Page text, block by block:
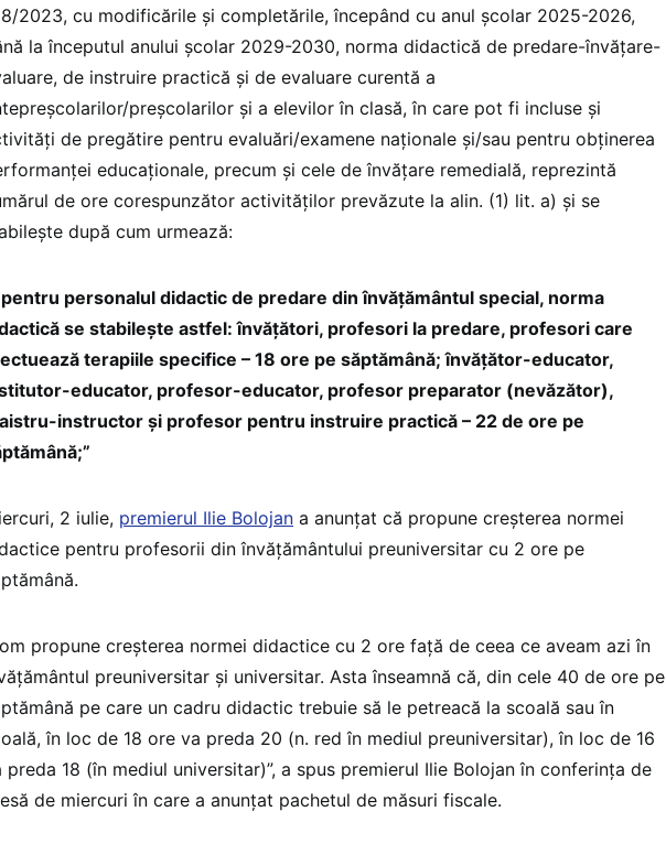
2023, cu modificările și completările, începând cu anul școlar 2025-2026,
la începutul anului școlar 2029-2030, norma didactică de predare-învăţare-
de instruire practică şi de evaluare curentă a
preşcolarilor şi a elevilor în clasă, în care pot fi incluse şi
de pregătire pentru evaluări/examene naţionale şi/sau pentru obţinerea
educaţionale, precum şi cele de învăţare remedială, reprezintă
de ore corespunzător activităţilor prevăzute la alin. (1) lit. a) şi se
după cum urmează:
personalul didactic de predare din învăţământul special, norma
se stabileşte astfel: învăţători, profesori la predare, profesori care
terapiile specifice – 18 ore pe săptămână; învăţător-educator,
educator, profesor-educator, profesor preparator (nevăzător),
instructor şi profesor pentru instruire practică – 22 de ore pe
2 iulie, premierul Ilie Bolojan a anunțat că propune creșterea normei
pentru profesorii din învățământului preuniversitar cu 2 ore pe
propune creșterea normei didactice cu 2 ore față de ceea ce aveam azi în
preuniversitar și universitar. Asta înseamnă că, din cele 40 de ore pe
pe care un cadru didactic trebuie să le petreacă la scoală sau în
în loc de 18 ore va preda 20 (n. red în mediul preuniversitar), în loc de 16
preda 18 (în mediul universitar)”, a spus premierul Ilie Bolojan în conferința de
de miercuri în care a anunțat pachetul de măsuri fiscale.